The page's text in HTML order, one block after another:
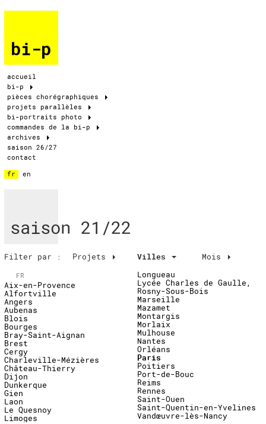
bi-p
accueil
bi-p
pièces chorégraphiques
projets parallèles
bi-portraits photo
commandes de la bi-p
archives
saison 26/27
contact
fr
en
saison 21/22
Filter par : Projets Villes Mois
FR
Aix-en-Provence
Alfortville
Angers
Aubenas
Blois
Bourges
Bray-Saint-Aignan
Brest
Cergy
Charleville-Mézières
Château-Thierry
Dijon
Dunkerque
Gien
Laon
Le Quesnoy
Limoges
Longueau
Lycée Charles de Gaulle,
Rosny-Sous-Bois
Marseille
Mazamet
Montargis
Morlaix
Mulhouse
Nantes
Orléans
Paris
Poitiers
Port-de-Bouc
Reims
Rennes
Saint-Ouen
Saint-Quentin-en-Yvelines
Vandœuvre-lès-Nancy